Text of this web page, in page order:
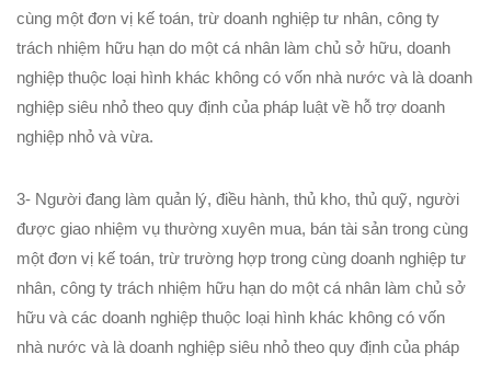
cùng một đơn vị kế toán, trừ doanh nghiệp tư nhân, công ty
trách nhiệm hữu hạn do một cá nhân làm chủ sở hữu, doanh
nghiệp thuộc loại hình khác không có vốn nhà nước và là doanh
nghiệp siêu nhỏ theo quy định của pháp luật về hỗ trợ doanh
nghiệp nhỏ và vừa.
3- Người đang làm quản lý, điều hành, thủ kho, thủ quỹ, người
được giao nhiệm vụ thường xuyên mua, bán tài sản trong cùng
một đơn vị kế toán, trừ trường hợp trong cùng doanh nghiệp tư
nhân, công ty trách nhiệm hữu hạn do một cá nhân làm chủ sở
hữu và các doanh nghiệp thuộc loại hình khác không có vốn
nhà nước và là doanh nghiệp siêu nhỏ theo quy định của pháp